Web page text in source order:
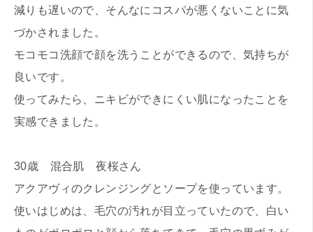
減りも遅いので、そんなにコスパが悪くないことに気
づかされました。
モコモコ洗顔で顔を洗うことができるので、気持ちが
良いです。
使ってみたら、ニキビができにくい肌になったことを
実感できました。
30歳 混合肌 夜桜さん
アクアヴィのクレンジングとソープを使っています。
使いはじめは、毛穴の汚れが目立っていたので、白い